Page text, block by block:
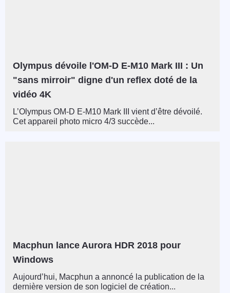
Olympus dévoile l'OM-D E-M10 Mark III : Un
"sans mirroir" digne d'un reflex doté de la
vidéo 4K
L’Olympus OM-D E-M10 Mark III vient d’être dévoilé.
Cet appareil photo micro 4/3 succède...
Macphun lance Aurora HDR 2018 pour
Windows
Aujourd’hui, Macphun a annoncé la publication de la
dernière version de son logiciel de création...